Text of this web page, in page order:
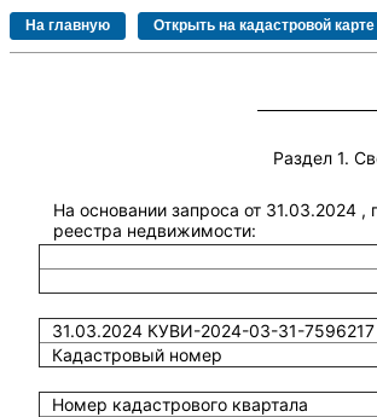
Раздел 1.
На основании запроса от 31.03.2024
реестра недвижимости:
31.03.2024 КУВИ-2024-03-31-7596217
Кадастровый номер
Номер кадастрового квартала